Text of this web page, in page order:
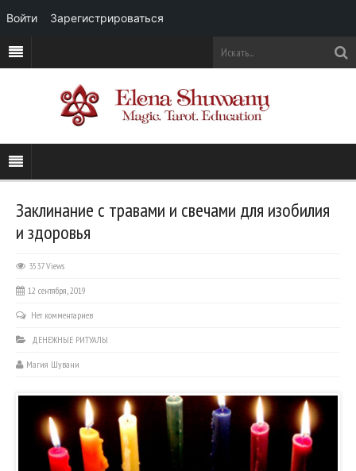
Заклинание с травами и свечами для изобилия
и здоровья
3537 Views
12 сентября, 2019
Нет комментариев
ДЕНЕЖНЫЕ РИТУАЛЫ
Магия Шувани
Войти Зарегистрироваться